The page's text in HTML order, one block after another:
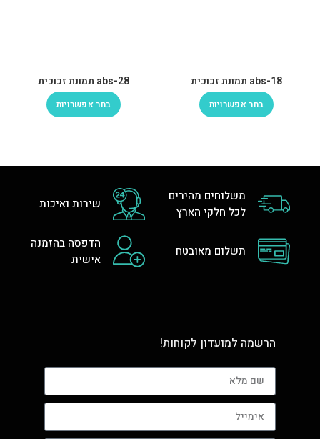
abs-18 תמונת זכוכית
בחר אפשרויות
abs-28 תמונת זכוכית
בחר אפשרויות
משלוחים מהירים
לכל חלקי הארץ
שירות ואיכות
תשלום מאובטח
הדפסה בהזמנה
אישית
הרשמה למועדון לקוחות!